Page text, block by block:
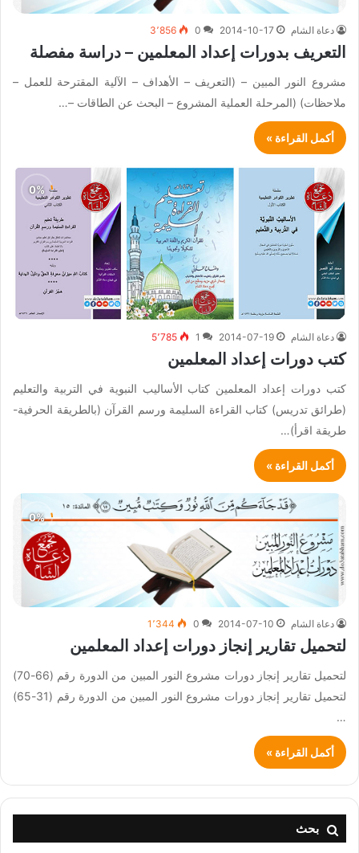
دعاة الشام 2014-10-17
0 3٬856
التعريف بدورات إعداد المعلمين – دراسة مفصلة
مشروع النور المبين – (التعريف – الأهداف – الآلية المقترحة للعمل –
ملاحظات) (المرحلة العملية المشروع – البحث عن الطاقات –…
أكمل القراءة »
دعاة الشام 2014-07-19
1 5٬785
كتب دورات إعداد المعلمين
كتب دورات إعداد المعلمين كتاب الأساليب النبوية في التربية والتعليم
(طرائق تدريس) كتاب القراءة السليمة ورسم القرآن (بالطريقة الحرفية-
طريقة اقرأ)…
أكمل القراءة »
دعاة الشام 2014-07-10
0 1٬344
لتحميل تقارير إنجاز دورات إعداد المعلمين
لتحميل تقارير إنجاز دورات مشروع النور المبين من الدورة رقم (66-70)
لتحميل تقارير إنجاز دورات مشروع النور المبين من الدورة رقم (31-65)
…
أكمل القراءة »
بحث